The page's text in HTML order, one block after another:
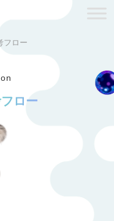
フロー
ロー